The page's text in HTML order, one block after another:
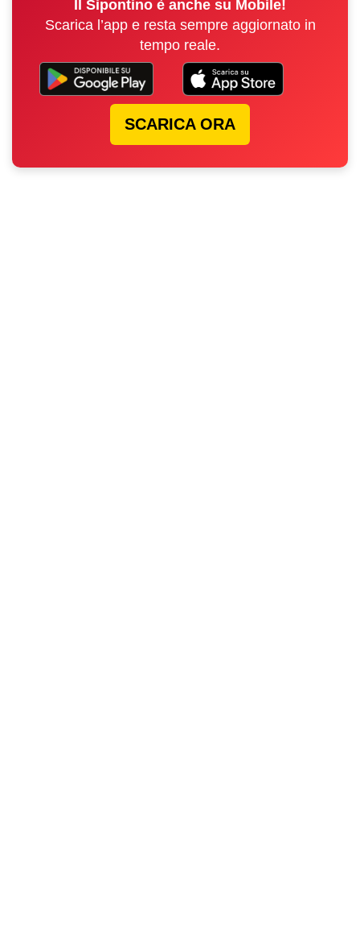
Il Sipontino è anche su Mobile!
Scarica l’app e resta sempre aggiornato in
tempo reale.
SCARICA ORA